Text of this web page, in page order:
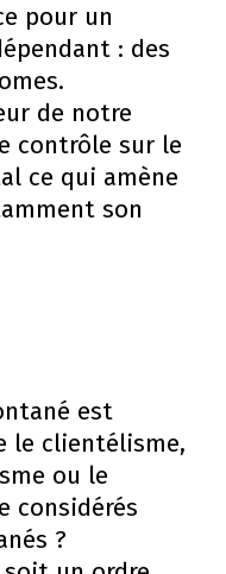
pour un
: des
de notre
contrôle sur le
ce qui amène
son
est
le clientélisme,
ou le
considérés
?